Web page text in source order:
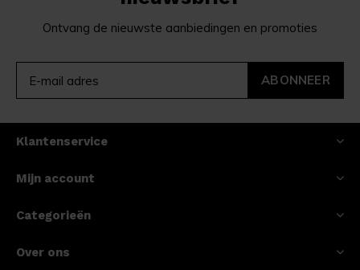
Ontvang de nieuwste aanbiedingen en promoties
ABONNEER
Klantenservice
Mijn account
Categorieën
Over ons